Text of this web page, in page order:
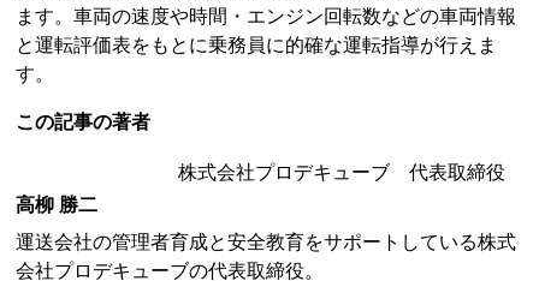
ます。車両の速度や時間・エンジン回転数などの車両情報
と運転評価表をもとに乗務員に的確な運転指導が行えま
す。
この記事の著者
株式会社プロデキューブ 代表取締役
高柳 勝二
運送会社の管理者育成と安全教育をサポートしている株式
会社プロデキューブの代表取締役。